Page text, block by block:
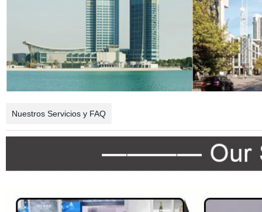
Nuestros Servicios y FAQ